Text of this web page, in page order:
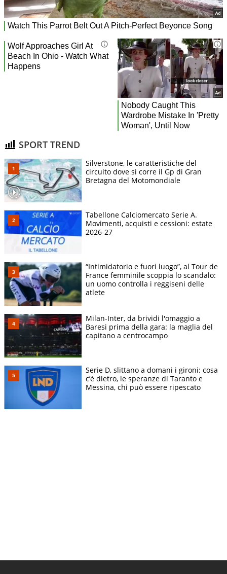
SPORT TREND
Silverstone, le caratteristiche del
circuito dove si corre il Gp di Gran
Bretagna del Motomondiale
Tabellone Calciomercato Serie A.
Movimenti, acquisti e cessioni: estate
2026-27
“Intimidatorio e fuori luogo”, al Tour de
France femminile scoppia lo scandalo:
un uomo controlla i reggiseni delle
atlete
Milan-Inter, da brividi l'omaggio a
Baresi prima della gara: la maglia del
capitano a centrocampo
Serie D, slittano a domani i gironi: cosa
c’è dietro, le speranze di Taranto e
Messina, chi può essere ripescato